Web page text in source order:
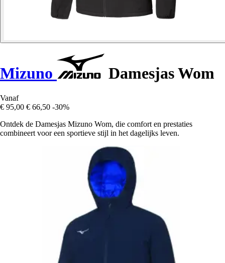
Mizuno Damesjas Wom
Vanaf
€ 95,00 € 66,50 -30%
Ontdek de Damesjas Mizuno Wom, die comfort en prestaties
combineert voor een sportieve stijl in het dagelijks leven.